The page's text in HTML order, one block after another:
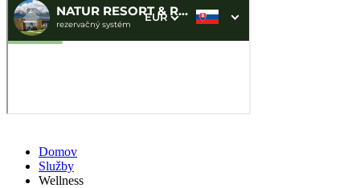
Domov
Služby
Wellness